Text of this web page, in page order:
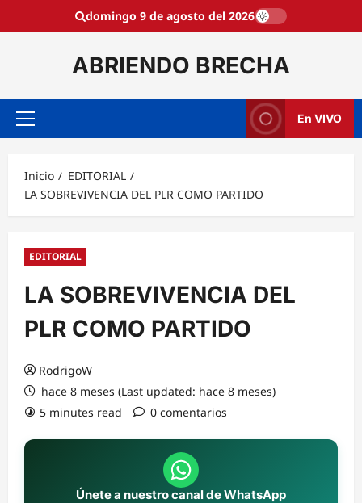
domingo 9 de agosto del 2026
ABRIENDO BRECHA
Menú
En VIVO
Inicio
EDITORIAL
LA SOBREVIVENCIA DEL PLR COMO PARTIDO
EDITORIAL
LA SOBREVIVENCIA DEL
PLR COMO PARTIDO
RodrigoW
hace 8 meses (Last updated: hace 8 meses)
5 minutes read
0 comentarios
Únete a nuestro canal de WhatsApp